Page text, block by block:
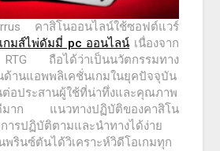
คาสิโนออนไลน์ใช้ซอฟต์แวร์
เกมส์ไพ่ดัมมี่ pc ออนไลน์ เนื่องจาก
ถือได้ว่าเป็นนวัตกรรมทาง
ด้านแอพพลิเคชั่นเกมในยุคปัจจุบัน
อประสานผู้ใช้ที่น่าทึ่งและคุณภาพ
มาก แนวทางปฏิบัติของคาสิโน
ารปฏิบัติตามและนำทางได้ง่าย
พรินซ์ตันได้วิเคราะห์วิดีโอเกมทุก